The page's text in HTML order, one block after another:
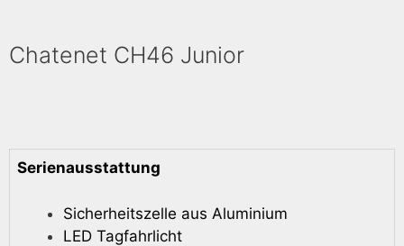
Chatenet CH46 Junior
Serienausstattung
Sicherheitszelle aus Aluminium
LED Tagfahrlicht